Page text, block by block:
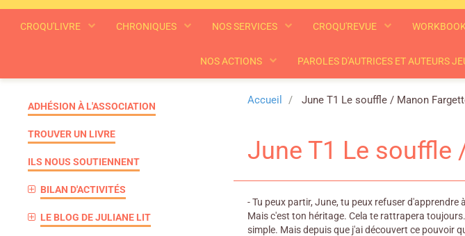
CROQU'LIVRE CHRONIQUES NOS SERVICES CROQU'REVUE WORKBOOK
NOS ACTIONS PAROLES D'AUTRICES ET AUTEURS
Accueil June T1 Le souffle / Manon
June T1 Le souffle
- Tu peux partir, June, tu peux refuser d'apprendre
Mais c'est ton héritage. Cela te rattrapera
simple. Mais depuis que j'ai découvert ce pouvoir
ADHÉSION À L'ASSOCIATION
TROUVER UN LIVRE
ILS NOUS SOUTIENNENT
BILAN D'ACTIVITÉS
LE BLOG DE JULIANE LIT